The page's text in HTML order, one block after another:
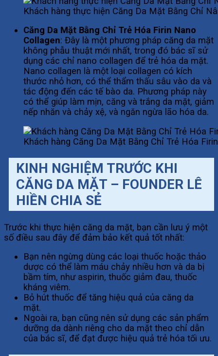
Khách hàng thực hiện Căng Da Mặt Bằng Chỉ
Căng Da Mặt Bằng Chỉ Trẻ Hóa Firin Nano
Collagen: Đây là một phương pháp căng da mặt
không phẫu thuật mới nhất, trong đó bác sĩ sử
dụng các chỉ nano collagen để trẻ hóa da mặt.
Nano collagen là một loại collagen có kích
thước nhỏ hơn, có thể thẩm thấu sâu vào da và
tác động đến các tế bào da. Phương pháp này
có thể giúp làm mịn, căng và trắng da mặt, giảm
nếp nhăn và chảy xệ, và ngăn ngừa lão hóa da.
Khách hàng Căng Da Mặt Bằng Chỉ Trẻ Hóa
KINH NGHIỆM TRƯỚC KHI
CĂNG DA MẶT – FOUNDER LÊ
HIỀN CHIA SẺ
Trước khi thực hiện căng da mặt, bạn cần lưu ý một
số điều sau đây để đảm bảo kết quả tốt nhất:
Bạn nên ngừng dùng các loại thuốc hoặc thảo
dược có thể làm máu chảy nhiều hơn và da bị
bầm tím, như aspirin, thuốc giảm đau, thuốc
kháng viêm.
Bỏ hút thuốc để tăng hiệu quả của căng da
mặt.
Ngoài ra, bạn cũng nên sử dụng các sản phẩm
dưỡng da dành riêng cho da mặt theo chỉ dẫn
của bác sĩ, để đạt được hiệu quả trẻ hóa tối ưu.